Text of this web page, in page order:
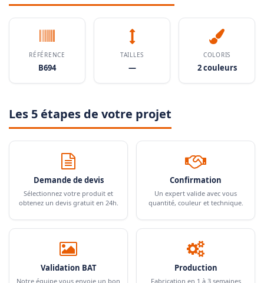
RÉFÉRENCE
B694
TAILLES
—
COLORIS
2 couleurs
Les 5 étapes de votre projet
Demande de devis
Sélectionnez votre produit et
obtenez un devis gratuit en 24h.
Confirmation
Un expert valide avec vous
quantité, couleur et technique.
Validation BAT
Notre équipe vous envoie un bon
Production
Fabrication en 1 à 3 semaines